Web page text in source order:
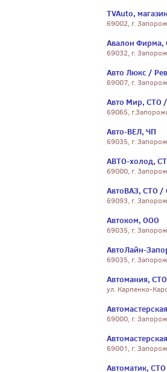
TVAuto,
69002, г.
Авалон Фирма,
69032, г.
Авто Люкс /
69007, г.
Авто Мир, СТО
69065,
Авто-ВЕЛ, ЧП
69035, г.
АВТО-холод,
69000, г.
АвтоВАЗ, СТО /
69093, г.
Автоком, ООО
69035, г.
АвтоЛайн-
69035, г.
Автомания,
ул. Карпенко-
69000, г.
69001, г.
Автоматик,